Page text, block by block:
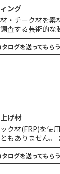
ング
・チーク材を
査する芸術的
和性などは他の
タログを送ってもらう
げ材
ク材(FRP)を使
もありません
由に造形でき
タログを送ってもらう